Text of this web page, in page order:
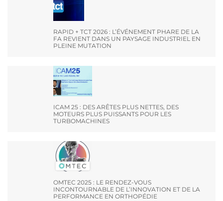
RAPID + TCT 2026 : L’ÉVÉNEMENT PHARE DE LA
FA REVIENT DANS UN PAYSAGE INDUSTRIEL EN
PLEINE MUTATION
ICAM 25 : DES ARÊTES PLUS NETTES, DES
MOTEURS PLUS PUISSANTS POUR LES
TURBOMACHINES
OMTEC 2025 : LE RENDEZ-VOUS
INCONTOURNABLE DE L’INNOVATION ET DE LA
PERFORMANCE EN ORTHOPÉDIE